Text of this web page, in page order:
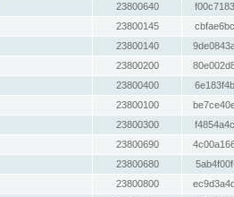
23800640
23800145
23800140
23800200
23800400
23800100
23800300
23800690
23800680
23800800